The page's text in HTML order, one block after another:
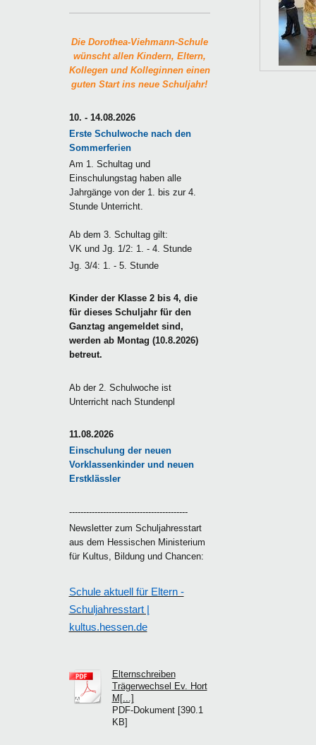
Die Dorothea-Viehmann-Schule
wünscht allen Kindern, Eltern,
Kollegen und Kolleginnen einen
guten Start ins neue Schuljahr!
10. - 14.08.2026
Erste Schulwoche nach den
Sommerferien
Am 1. Schultag und
Einschulungstag haben alle
Jahrgänge von der 1. bis zur 4.
Stunde Unterricht.
Ab dem 3. Schultag gilt:
VK und Jg. 1/2: 1. - 4. Stunde
Jg. 3/4: 1. - 5. Stunde
Kinder der Klasse 2 bis 4, die
für dieses Schuljahr für den
Ganztag angemeldet sind,
werden ab Montag (10.8.2026)
betreut.
Ab der 2. Schulwoche ist
Unterricht nach Stundenpl
11.08.2026
Einschulung der neuen
Vorklassenkinder und neuen
Erstklässler
------------------------------------------
Newsletter zum Schuljahresstart
aus dem Hessischen Ministerium
für Kultus, Bildung und Chancen:
Schule aktuell für Eltern -
Schuljahresstart |
kultus.hessen.de
Elternschreiben
Trägerwechsel Ev. Hort
M[...]
PDF-Dokument [390.1
KB]